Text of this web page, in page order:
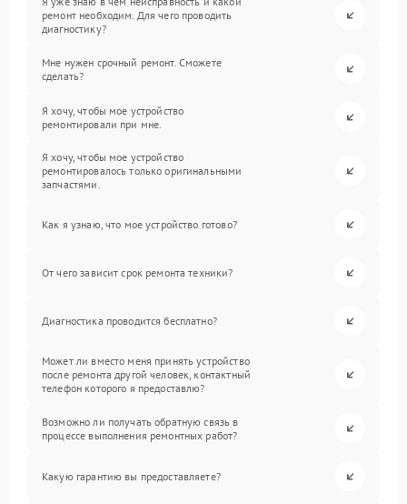
ремонт необходим. Для чего проводить
диагностику?
Мне нужен срочный ремонт. Сможете
сделать?
Я хочу, чтобы мое устройство
ремонтировали при мне.
Я хочу, чтобы мое устройство
ремонтировалось только оригинальными
запчастями.
Как я узнаю, что мое устройство готово?
От чего зависит срок ремонта техники?
Диагностика проводится бесплатно?
Может ли вместо меня принять устройство
после ремонта другой человек, контактный
телефон которого я предоставлю?
Возможно ли получать обратную связь в
процессе выполнения ремонтных работ?
Какую гарантию вы предоставляете?